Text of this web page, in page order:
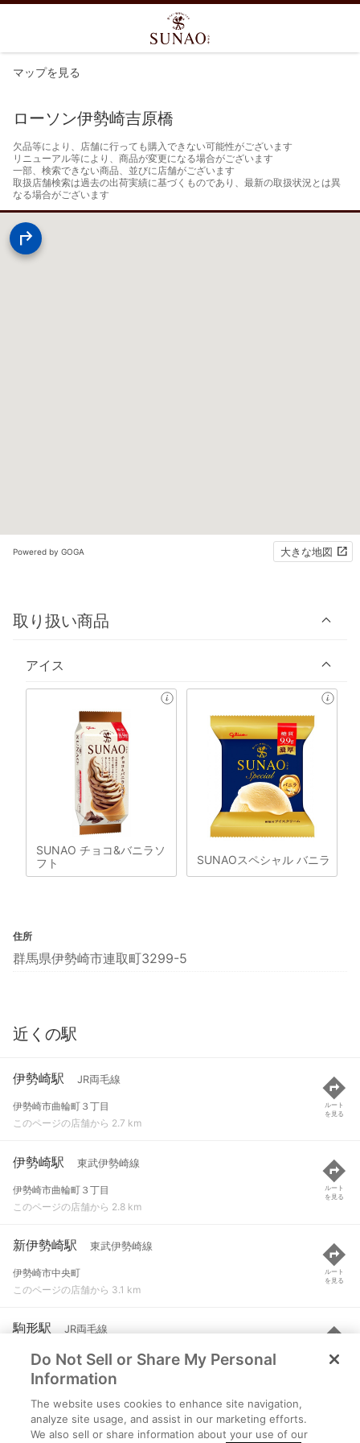
マップを見る
ローソン伊勢崎吉原橋
欠品等により、店舗に行っても購入できない可能性がございます
リニューアル等により、商品が変更になる場合がございます
一部、検索できない商品、並びに店舗がございます
取扱店舗検索は過去の出荷実績に基づくものであり、最新の取扱状況とは異
なる場合がございます
Powered by GOGA 大きな地図
取り扱い商品
アイス
SUNAO チョコ&バニラソ
フト
SUNAOスペシャル バニラ
住所
群馬県伊勢崎市連取町3299-5
近くの駅
伊勢崎駅 JR両毛線
伊勢崎市曲輪町３丁目
このページの店舗から 2.7 km
ルート
を見る
伊勢崎駅 東武伊勢崎線
伊勢崎市曲輪町３丁目
このページの店舗から 2.8 km
ルート
を見る
新伊勢崎駅 東武伊勢崎線
伊勢崎市中央町
このページの店舗から 3.1 km
ルート
を見る
駒形駅 JR両毛線
前橋市小屋原町
このページの店舗から 5.1 km
ルート
を見る
剛志駅 東武伊勢崎線
伊勢崎市境保泉
Do Not Sell or Share My Personal
Information
The website uses cookies to enhance site navigation,
analyze site usage, and assist in our marketing efforts.
We also sell or share information about your use of our